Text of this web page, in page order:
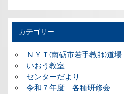
カテゴリー
ＮＹＴ(南砺市若手教師)道場
いおう教室
センターだより
令和７年度 各種研修会